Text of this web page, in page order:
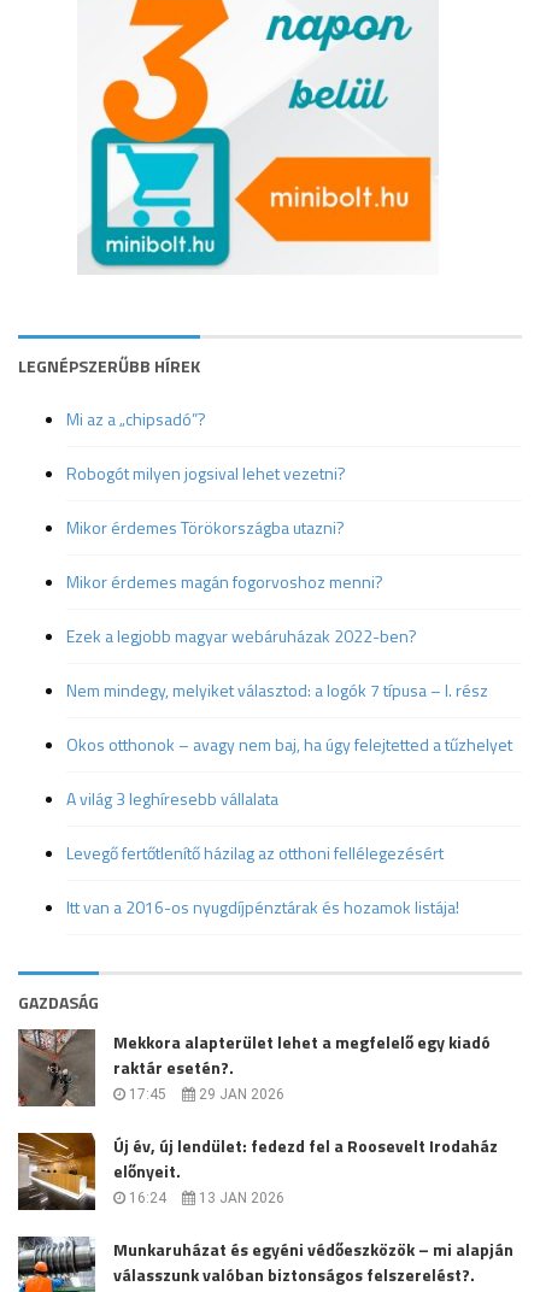
LEGNÉPSZERŰBB HÍREK
Mi az a „chipsadó”?
Robogót milyen jogsival lehet vezetni?
Mikor érdemes Törökországba utazni?
Mikor érdemes magán fogorvoshoz menni?
Ezek a legjobb magyar webáruházak 2022-ben?
Nem mindegy, melyiket választod: a logók 7 típusa – I. rész
Okos otthonok – avagy nem baj, ha úgy felejtetted a tűzhelyet
A világ 3 leghíresebb vállalata
Levegő fertőtlenítő házilag az otthoni fellélegezésért
Itt van a 2016-os nyugdíjpénztárak és hozamok listája!
GAZDASÁG
Mekkora alapterület lehet a megfelelő egy kiadó
raktár esetén?.
17:45 29 JAN 2026
Új év, új lendület: fedezd fel a Roosevelt Irodaház
előnyeit.
16:24 13 JAN 2026
Munkaruházat és egyéni védőeszközök – mi alapján
válasszunk valóban biztonságos felszerelést?.